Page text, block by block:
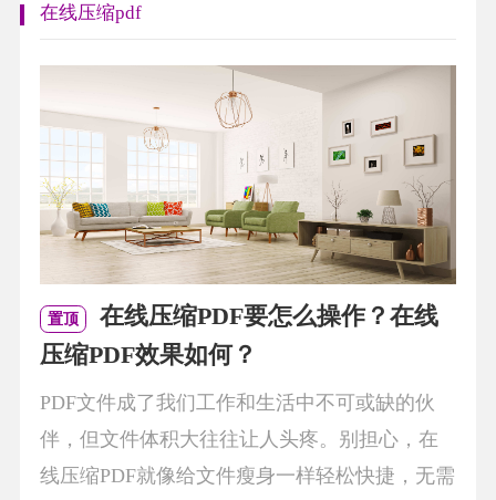
在线压缩pdf
置顶
在线压缩PDF要怎么操作？在线
压缩PDF效果如何？
PDF文件成了我们工作和生活中不可或缺的伙
伴，但文件体积大往往让人头疼。别担心，在
线压缩PDF就像给文件瘦身一样轻松快捷，无需